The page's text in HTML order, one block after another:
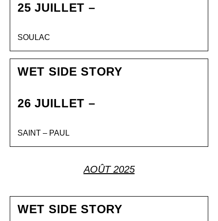
25 JUILLET –
SOULAC
WET SIDE STORY
26 JUILLET –
SAINT – PAUL
AOÛT 2025
WET SIDE STORY